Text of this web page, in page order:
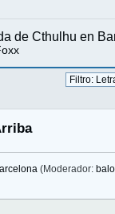
de Cthulhu en
(Moderador: